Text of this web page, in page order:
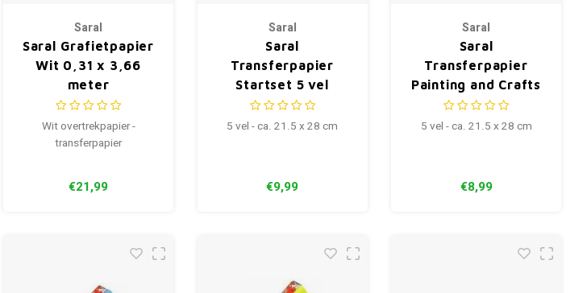
Saral
Saral Grafietpapier
Wit 0,31 x 3,66
meter
Wit overtrekpapier -
transferpapier
€21,99
Saral
Saral
Transferpapier
Startset 5 vel
5 vel - ca. 21.5 x 28 cm
€9,99
Saral
Saral
Transferpapier
Painting and Crafts
5 vel - ca. 21.5 x 28 cm
€8,99